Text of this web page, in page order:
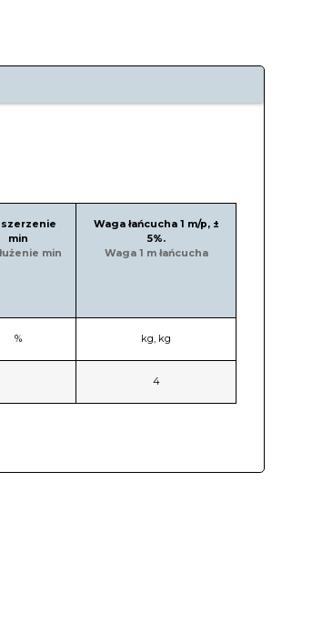
min
min
Waga łańcucha 1 m/p, ±
5%.
Waga 1 m łańcucha
% kg, kg
4